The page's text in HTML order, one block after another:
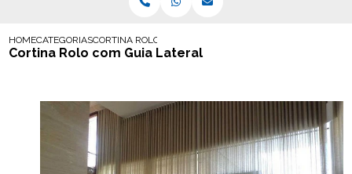
HOMECATEGORIASCORTINA ROLO COM GUIA LATERAL
Cortina Rolo com Guia Lateral